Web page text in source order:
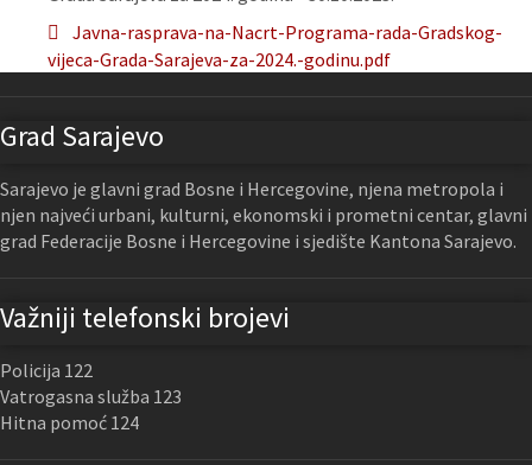
Javna-rasprava-na-Nacrt-Programa-rada-Gradskog-
vijeca-Grada-Sarajeva-za-2024.-godinu.pdf
Grad Sarajevo
Sarajevo je glavni grad Bosne i Hercegovine, njena metropola i
njen najveći urbani, kulturni, ekonomski i prometni centar, glavni
grad Federacije Bosne i Hercegovine i sjedište Kantona Sarajevo.
Važniji telefonski brojevi
Policija 122
Vatrogasna služba 123
Hitna pomoć 124